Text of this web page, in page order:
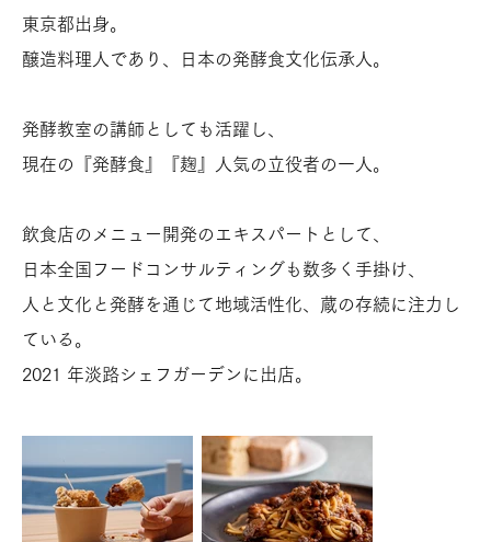
東京都出身。
醸造料理人であり、日本の発酵食文化伝承人。
発酵教室の講師としても活躍し、
現在の『発酵食』『麹』人気の立役者の一人。
飲食店のメニュー開発のエキスパートとして、
日本全国フードコンサルティングも数多く手掛け、
人と文化と発酵を通じて地域活性化、蔵の存続に注力し
ている。
2021 年淡路シェフガーデンに出店。